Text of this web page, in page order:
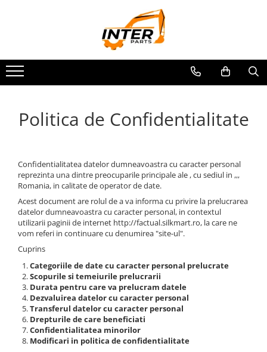
SENILE DUPA DIMENSIUNI
CATERPILLAR
KOMATSU
KUBOTA
AIRMANN
ATLAS
DAEWOO
DOOSAN
EUROCOMACH
FERMEC
FIAT HITACHI
GEHL
BOBCAT
CASE
DAEWOO
GEHL
HANIX
HINOWA
HITACHI
HYUNDAI
KOBELCO
KOMATSU
LIBRA
Pompe injectie-injectoare
Piese de motor Deutz
Piese de motor Kubota
Piese cale rulare: idler, sprocket,
role
Anvelope
Picoane, Piese de picon
Cupe excavator
PARBRIZE SI GEAMURI
Parbrize si geamuri
Coroane rotire
Bolturi-Bucse
Politica de Confidentialitate
Confidentialitatea datelor dumneavoastra cu caracter personal
reprezinta una dintre preocuparile principale ale , cu sediul in ,,,
Romania, in calitate de operator de date.
Acest document are rolul de a va informa cu privire la prelucrarea
datelor dumneavoastra cu caracter personal, in contextul
utilizarii paginii de internet http://factual.silkmart.ro, la care ne
vom referi in continuare cu denumirea "site-ul".
Cuprins
Categoriile de date cu caracter personal prelucrate
Scopurile si temeiurile prelucrarii
Durata pentru care va prelucram datele
Dezvaluirea datelor cu caracter personal
Transferul datelor cu caracter personal
Drepturile de care beneficiati
Confidentialitatea minorilor
Modificari in politica de confidentialitate